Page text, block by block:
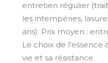
entretien régulier
les intempéries,
ans). Prix moyen :
Le choix de
vie et sa résistance.